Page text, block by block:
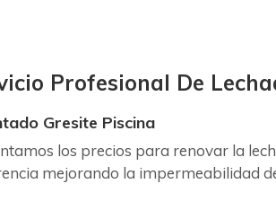
Profesional De
Gresite Piscina
los precios para renovar la
mejorando la impermeabilidad